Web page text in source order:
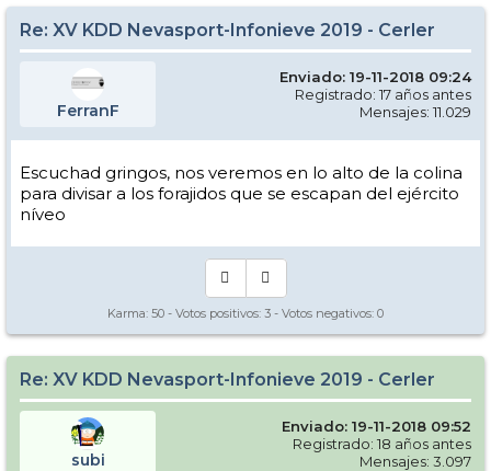
Re: XV KDD Nevasport-Infonieve 2019 - Cerler
FerranF
Enviado: 19-11-2018 09:24
Registrado: 17 años antes
Mensajes: 11.029
Escuchad gringos, nos veremos en lo alto de la colina
para divisar a los forajidos que se escapan del ejército
níveo
Karma: 50 - Votos positivos: 3 - Votos negativos: 0
Re: XV KDD Nevasport-Infonieve 2019 - Cerler
subi
Enviado: 19-11-2018 09:52
Registrado: 18 años antes
Mensajes: 3.097